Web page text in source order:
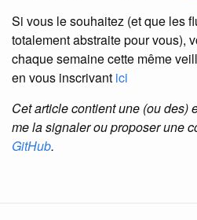
Si vous le souhaitez (et que les
totalement abstraite pour vous),
chaque semaine cette même
en vous inscrivant ici
Cet article contient une (ou des)
me la signaler ou proposer une
GitHub.